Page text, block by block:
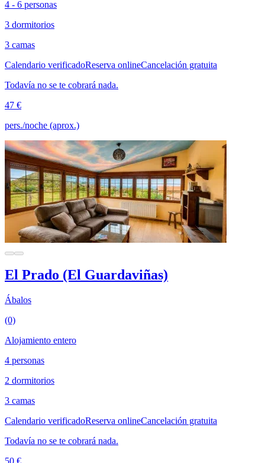
4 - 6 personas
3 dormitorios
3 camas
Calendario verificadoReserva onlineCancelación gratuita
Todavía no se te cobrará nada.
47 €
pers./noche (aprox.)
El Prado (El Guardaviñas)
Ábalos
(0)
Alojamiento entero
4 personas
2 dormitorios
3 camas
Calendario verificadoReserva onlineCancelación gratuita
Todavía no se te cobrará nada.